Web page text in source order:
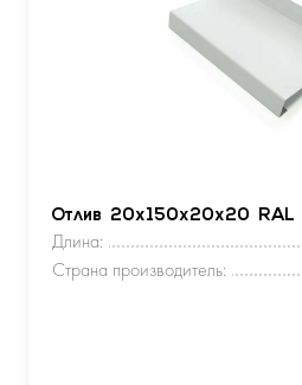
Отлив 20х150х20х20
Длина:
Страна производитель: